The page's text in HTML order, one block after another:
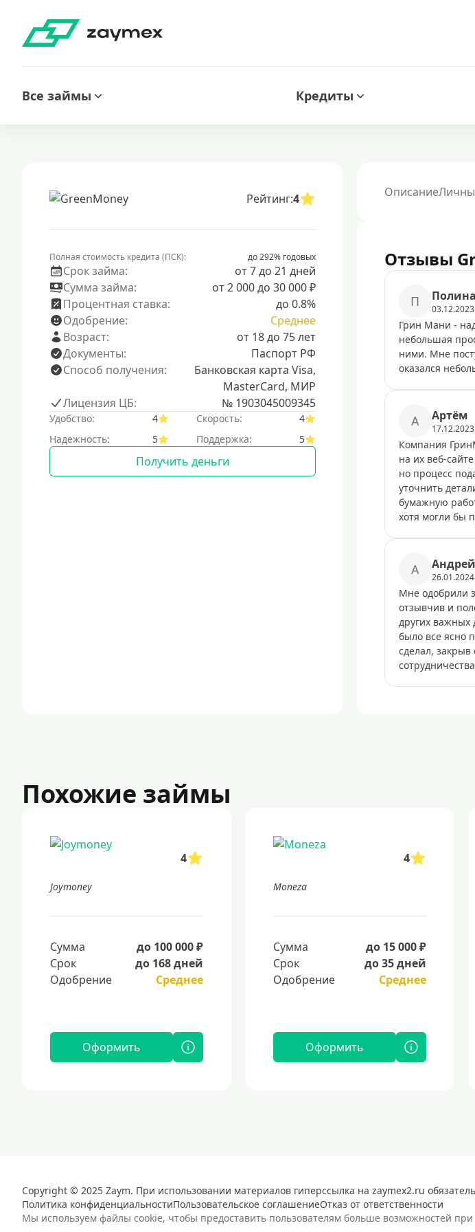
Все займы Кредиты
Рейтинг:4
Полная стоимость кредита (ПСК): до 292% годовых
Срок займа:
от 7 до 21 дней
Сумма займа:
от 2 000 до 30 000 ₽
Процентная ставка:
до 0.8%
Одобрение:
Среднее
Возраст:
от 18 до 75 лет
Документы:
Паспорт РФ
Способ получения:
Банковская карта Visa,
MasterCard, МИР
Лицензия ЦБ:
№ 1903045009345
Удобство: 4 Скорость:
4
Надежность:
5 Поддержка: 5
Получить деньги
Описание
Отзывы
П Полина
03.12.2023
Грин Мани -
небольшая
ними. Мне
оказался
А Артём
17.12.2023
Компания
на их веб-
но процесс
уточнить
бумажную
хотя могли бы
А Андрей
26.01.2024
Мне одобрили
отзывчив и
других важных
было все ясно
сделал,
Похожие займы
4
Joymoney
Сумма
до 100 000 ₽
Срок
до 168 дней
Одобрение
Среднее
Оформить
4
Moneza
Сумма
до 15 000 ₽
Срок
до 35 дней
Одобрение
Среднее
Оформить
Copyright © 2025 Zaym. При использовании материалов гиперссылка на zaymex2.ru
Политика конфиденциальностиПользовательское соглашениеОтказ от ответственности
Мы используем файлы cookie, чтобы предоставить пользователям больше возможностей